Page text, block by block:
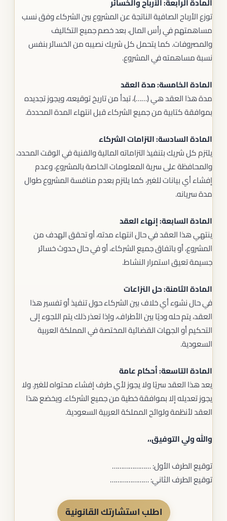
توزع الأرباح الصافية الناتجة عن المشروع بين الشركاء وفق نسب
مساهمتهم في رأس المال، بعد خصم جميع التكاليف
والمصروفات. كما يتحمل كل شريك نصيبه من الخسائر بنفس
نسبة مساهمته في المشروع.
المادة الخامسة: مدة العقد
مدة هذا العقد هي (……)، تبدأ من تاريخ توقيعه، ويجوز تجديده
بموافقة كتابية من جميع الشركاء قبل انتهاء المدة المحددة.
المادة السادسة: التزامات الشركاء
يلتزم كل شريك بتنفيذ التزاماته المالية والفنية في الوقت المحدد،
والمحافظة على سرية المعلومات الخاصة بالمشروع، وعدم
إفشاء أي بيانات للغير، كما يلتزم بعدم منافسة المشروع طوال
مدة سريانه.
المادة السابعة: إنهاء العقد
ينتهي هذا العقد في حال انتهاء مدته، أو تحقق الهدف من
المشروع، أو باتفاق جميع الشركاء، أو في حال حدوث خسائر
جسيمة تعيق استمرار النشاط.
المادة الثامنة: حل النزاعات
في حال نشوء أي خلاف بين الشركاء حول تنفيذ أو تفسير هذا
العقد، يتم حله وديًا بين الأطراف، وإذا تعذر ذلك يتم اللجوء إلى
التحكيم أو الجهات القضائية المختصة في المملكة العربية
السعودية.
المادة التاسعة: أحكام عامة
يعد هذا العقد سريًا ولا يجوز لأي طرف إفشاء محتواه للغير. ولا
يجوز تعديله إلا بموافقة خطية من جميع الشركاء. ويخضع هذا
العقد لأنظمة ولوائح المملكة العربية السعودية.
والله ولي التوفيق،،
توقيع الطرف الأول: …………………
توقيع الطرف الثاني: …………………
اطلب استشارتك القانونية